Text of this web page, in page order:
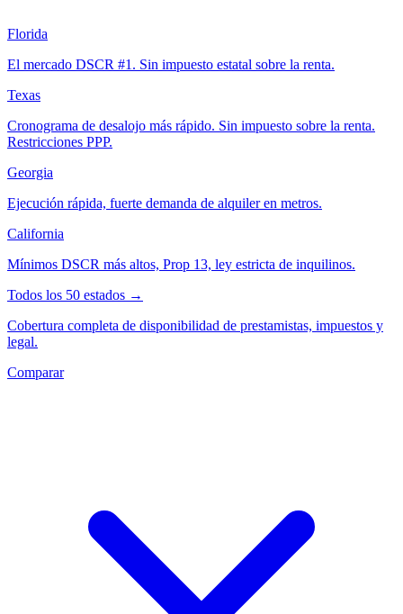
Florida
El mercado DSCR #1. Sin impuesto estatal sobre la renta.
Texas
Cronograma de desalojo más rápido. Sin impuesto sobre la renta.
Restricciones PPP.
Georgia
Ejecución rápida, fuerte demanda de alquiler en metros.
California
Mínimos DSCR más altos, Prop 13, ley estricta de inquilinos.
Todos los 50 estados →
Cobertura completa de disponibilidad de prestamistas, impuestos y
legal.
Comparar